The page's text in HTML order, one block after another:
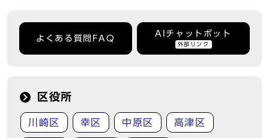
よくある質問FAQ
AIチャットボット
外部リンク
区役所
川崎区 幸区 中原区 高津区